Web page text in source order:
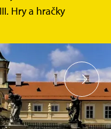
Hry a hračky